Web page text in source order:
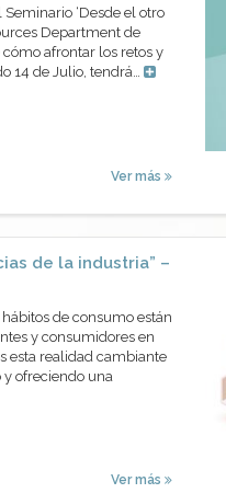
‘Desde el otro
Department de
afrontar los retos y
14 de Julio, tendrá…
Ver más
de la industria” –
de consumo están
y consumidores en
esta realidad cambiante
ofreciendo una
Ver más